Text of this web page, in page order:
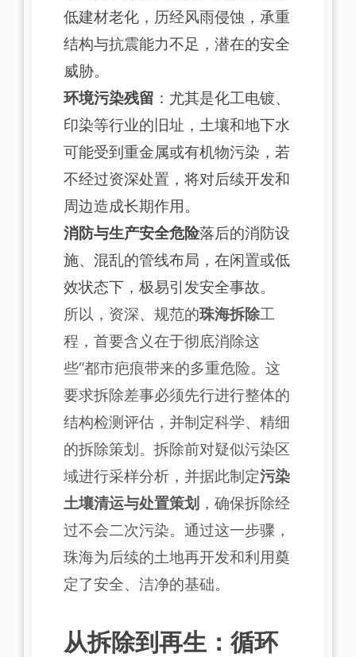
低建材老化，历经风雨侵蚀，承重
结构与抗震能力不足，潜在的安全
威胁。
环境污染残留 ：尤其是化工电镀、
印染等行业的旧址，土壤和地下水
可能受到重金属或有机物污染，若
不经过资深处置，将对后续开发和
周边造成长期作用。
消防与生产安全危险落后的消防设
施、混乱的管线布局，在闲置或低
效状态下，极易引发安全事故。
所以，资深、规范的珠海拆除工
程，首要含义在于彻底消除这
些“都市疤痕带来的多重危险。这
要求拆除差事必须先行进行整体的
结构检测评估，并制定科学、精细
的拆除策划。拆除前对疑似污染区
域进行采样分析，并据此制定污染
土壤清运与处置策划 ，确保拆除经
过不会二次污染。通过这一步骤，
珠海为后续的土地再开发和利用奠
定了安全、洁净的基础。
从拆除到再生：循环